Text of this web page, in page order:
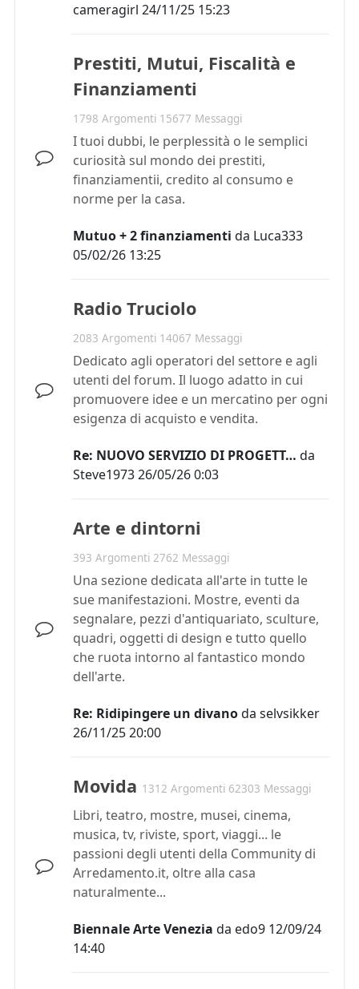
cameragirl 24/11/25 15:23
Prestiti, Mutui, Fiscalità e
Finanziamenti
1798 Argomenti 15677 Messaggi
I tuoi dubbi, le perplessità o le semplici
curiosità sul mondo dei prestiti,
finanziamentii, credito al consumo e
norme per la casa.
Mutuo + 2 finanziamenti da Luca333
05/02/26 13:25
Radio Truciolo
2083 Argomenti 14067 Messaggi
Dedicato agli operatori del settore e agli
utenti del forum. Il luogo adatto in cui
promuovere idee e un mercatino per ogni
esigenza di acquisto e vendita.
Re: NUOVO SERVIZIO DI PROGETT… da
Steve197326/05/26 0:03
Arte e dintorni
393 Argomenti 2762 Messaggi
Una sezione dedicata all'arte in tutte le
sue manifestazioni. Mostre, eventi da
segnalare, pezzi d'antiquariato, sculture,
quadri, oggetti di design e tutto quello
che ruota intorno al fantastico mondo
dell'arte.
Re: Ridipingere un divanoda selvsikker
26/11/25 20:00
Movida 1312 Argomenti 62303 Messaggi
Libri, teatro, mostre, musei, cinema,
musica, tv, riviste, sport, viaggi... le
passioni degli utenti della Community di
Arredamento.it, oltre alla casa
naturalmente...
Biennale Arte Venezia da edo9 12/09/24
14:40